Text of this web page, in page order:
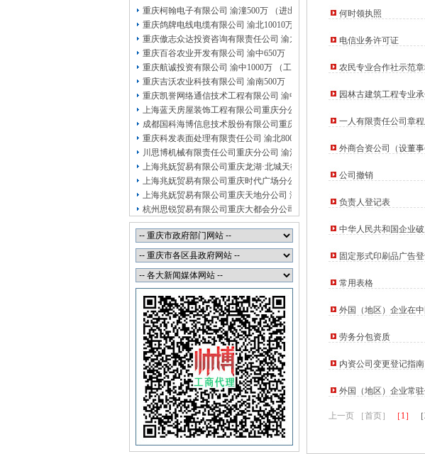
重庆柯翰电子有限公司 渝潼500万 （进出口权）
重庆鸽牌电线电缆有限公司 渝北10010万 (进出口权)
重庆傲志众达投资咨询有限责任公司 渝九1000万 （增资）
重庆百谷农业开发有限公司 渝中650万 （注册）
重庆航诚投资有限公司 渝中1000万 （工商注册）
重庆吉沃农业科技有限公司 渝南500万 （工商注册）
重庆凯誉网络通信技术工程有限公司 渝中300万 （工商变更）
上海蓝天房屋装饰工程有限公司重庆分公司 渝北 （工商注册）
成都国科海博信息技术股份有限公司重庆分公司 渝江 （工商注册）
重庆科发表面处理有限责任公司 渝北800万 （进出口权）
川思博机械有限责任公司重庆分公司 渝江 （工商注册）
上海兆妩贸易有限公司重庆龙湖·北城天街分公司 （工商注册）
上海兆妩贸易有限公司重庆时代广场分公司 渝中 （工商注册）
上海兆妩贸易有限公司重庆天地分公司 渝中 （工商注册）
杭州思锐贸易有限公司重庆大都会分公司 渝中 工商注册
杭州思锐贸易有限公司重庆分公司 渝中 （工商注册）
重庆福安药业集团凯斯特医药有限公司 渝新100万 （进出口权）
重庆斯帕索商贸有限公司 渝中500万 （进出口权）
重庆臣夫商贸有限公司 （执照专让）
重庆卿倾商贸有限责任公司 渝江100万 （工商注册）
何时领执照
电信业务许可证
农民专业合作社示范
园林古建筑工程专业
一人有限责任公司章
外商合资公司（设董
公司撤销
负责人登记表
中华人民共和国企业
固定形式印刷品广告
常用表格
外国（地区）企业在
劳务分包资质
内资公司变更登记指南
外国（地区）企业常
上一页 ［首页］ ［1］